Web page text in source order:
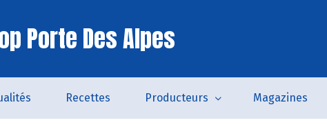
Porte Des Alpes
Recettes Producteurs Magazines